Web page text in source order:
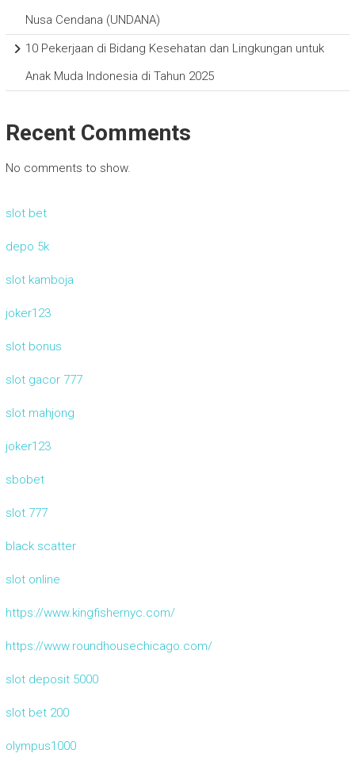
Nusa Cendana (UNDANA)
10 Pekerjaan di Bidang Kesehatan dan Lingkungan untuk
Anak Muda Indonesia di Tahun 2025
Recent Comments
No comments to show.
slot bet
depo 5k
slot kamboja
joker123
slot bonus
slot gacor 777
slot mahjong
joker123
sbobet
slot 777
black scatter
slot online
https://www.kingfishernyc.com/
https://www.roundhousechicago.com/
slot deposit 5000
slot bet 200
olympus1000